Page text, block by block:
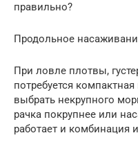
правильно?
Продольное
При ловле плотвы,
потребуется
выбрать некрупного
рачка покрупнее или
работает и